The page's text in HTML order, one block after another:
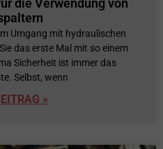
die Verwendung von
Umgang mit hydraulischen
das erste Mal mit so einem
Sicherheit ist immer das
Selbst, wenn
»